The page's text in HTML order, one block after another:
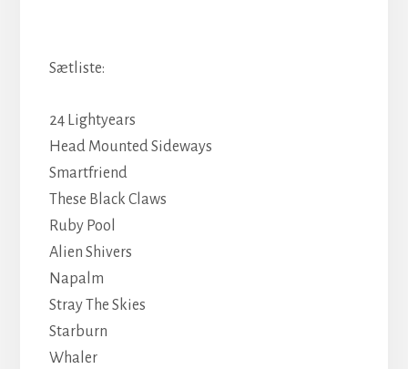
Sætliste:
24 Lightyears
Head Mounted Sideways
Smartfriend
These Black Claws
Ruby Pool
Alien Shivers
Napalm
Stray The Skies
Starburn
Whaler